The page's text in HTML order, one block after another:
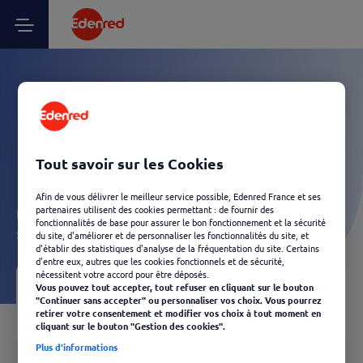
Vos questions Utilisateur
Ticket Fleet Pro - L’essentiel
à savoir
Laissez-vous guider et découvrez, en quelques clics, les
solutions Edenred les plus adaptées à votre besoin.
03 Votre FAQ
Retour
Tout savoir sur les Cookies
Afin de vous délivrer le meilleur service possible, Edenred France et ses
partenaires utilisent des cookies permettant : de fournir des
fonctionnalités de base pour assurer le bon fonctionnement et la sécurité
du site, d'améliorer et de personnaliser les fonctionnalités du site, et
d'établir des statistiques d'analyse de la fréquentation du site. Certains
d'entre eux, autres que les cookies fonctionnels et de sécurité,
nécessitent votre accord pour être déposés.
Vous pouvez tout accepter, tout refuser en cliquant sur le bouton
"Continuer sans accepter" ou personnaliser vos choix. Vous pourrez
retirer votre consentement et modifier vos choix à tout moment en
cliquant sur le bouton "Gestion des cookies".
Plus d'informations